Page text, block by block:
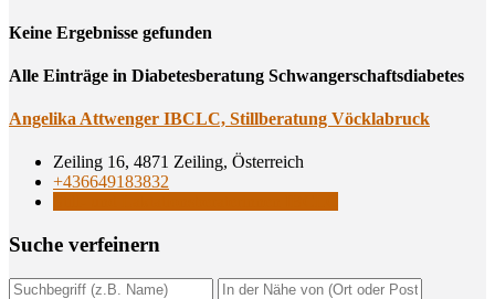
Кeine Ergebnisse gefunden
Alle Einträge in Diabetesberatung Schwangerschaftsdiabetes
Ange­li­ka Att­wen­ger IBCLC, Still­be­ra­tung Vöcklabruck
Zeiling 16, 4871 Zeiling, Österreich
+436649183832
Suche ver­fei­nern